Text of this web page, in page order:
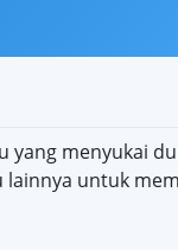
yang menyukai
untuk